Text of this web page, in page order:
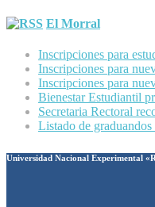
El Morral
Inscripciones para
Inscripciones para
Inscripciones para
Bienestar Estudiantil
Secretaria Rectoral
Listado de
Universidad Nacional Experimental